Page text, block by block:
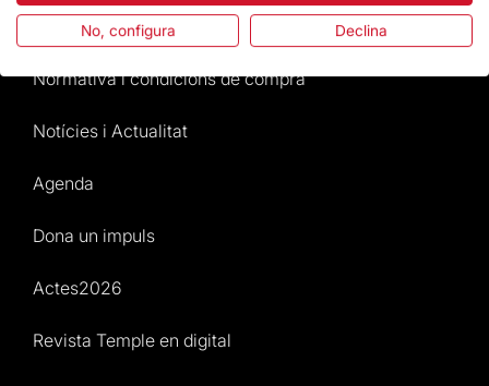
Atenció al Visitant
Normativa i condicions de compra
Notícies i Actualitat
Agenda
Dona un impuls
Actes2026
Revista Temple en digital
No, configura Declina